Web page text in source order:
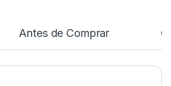
Antes de Comprar